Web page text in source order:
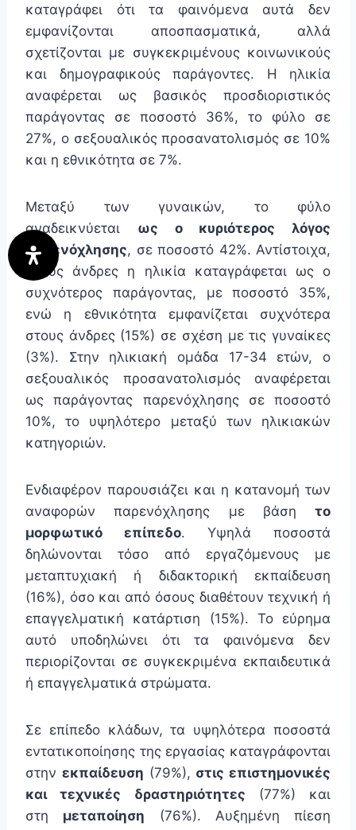
καταγράφει ότι τα φαινόμενα αυτά δεν
εμφανίζονται αποσπασματικά, αλλά
σχετίζονται με συγκεκριμένους κοινωνικούς
και δημογραφικούς παράγοντες. Η ηλικία
αναφέρεται ως βασικός προσδιοριστικός
παράγοντας σε ποσοστό 36%, το φύλο σε
27%, ο σεξουαλικός προσανατολισμός σε 10%
και η εθνικότητα σε 7%.
Μεταξύ των γυναικών, το φύλο
αναδεικνύεται ως ο κυριότερος λόγος
παρενόχλησης, σε ποσοστό 42%. Αντίστοιχα,
στους άνδρες η ηλικία καταγράφεται ως ο
συχνότερος παράγοντας, με ποσοστό 35%,
ενώ η εθνικότητα εμφανίζεται συχνότερα
στους άνδρες (15%) σε σχέση με τις γυναίκες
(3%). Στην ηλικιακή ομάδα 17-34 ετών, ο
σεξουαλικός προσανατολισμός αναφέρεται
ως παράγοντας παρενόχλησης σε ποσοστό
10%, το υψηλότερο μεταξύ των ηλικιακών
κατηγοριών.
Ενδιαφέρον παρουσιάζει και η κατανομή των
αναφορών παρενόχλησης με βάση το
μορφωτικό επίπεδο. Υψηλά ποσοστά
δηλώνονται τόσο από εργαζόμενους με
μεταπτυχιακή ή διδακτορική εκπαίδευση
(16%), όσο και από όσους διαθέτουν τεχνική ή
επαγγελματική κατάρτιση (15%). Το εύρημα
αυτό υποδηλώνει ότι τα φαινόμενα δεν
περιορίζονται σε συγκεκριμένα εκπαιδευτικά
ή επαγγελματικά στρώματα.
Σε επίπεδο κλάδων, τα υψηλότερα ποσοστά
εντατικοποίησης της εργασίας καταγράφονται
στην εκπαίδευση (79%), στις επιστημονικές
και τεχνικές δραστηριότητες (77%) και
στη μεταποίηση (76%). Αυξημένη πίεση